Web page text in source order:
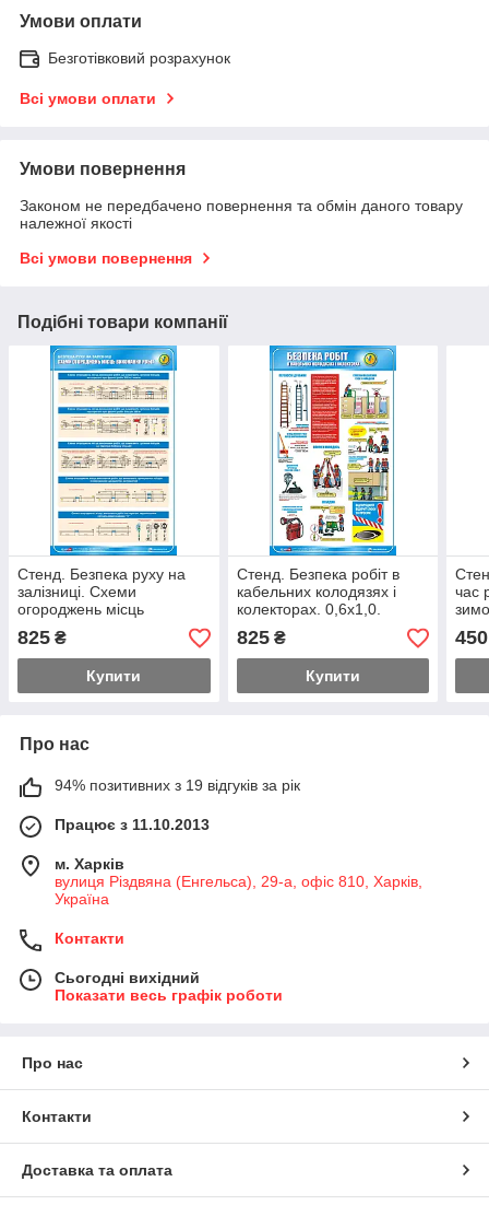
Умови оплати
Безготівковий розрахунок
Всі умови оплати
Умови повернення
Законом не передбачено повернення та обмін даного товару
належної якості
Всі умови повернення
Подібні товари компанії
Стенд. Безпека руху на
залізниці. Схеми
огороджень місць
виконання робіт. 1,0х0,6.
Пластик
825 ₴
Купити
Стенд. Безпека робіт в
кабельних колодязях і
колекторах. 0,6х1,0.
Пластик
825₴
Купити
час
450
Про нас
94% позитивних з 19 відгуків за рік
Працює з 11.10.2013
м. Харків
вулиця Різдвяна (Енгельса), 29-а, офіс 810, Харків,
Україна
Контакти
Сьогодні вихідний
Показати весь графік роботи
Про нас
Контакти
Доставка та оплата